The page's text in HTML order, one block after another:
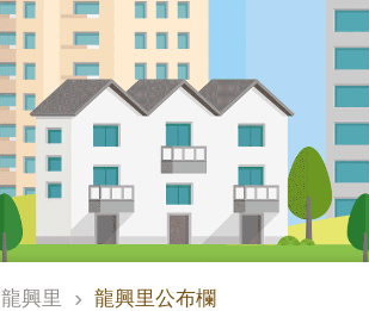
龍興里 龍興里公布欄